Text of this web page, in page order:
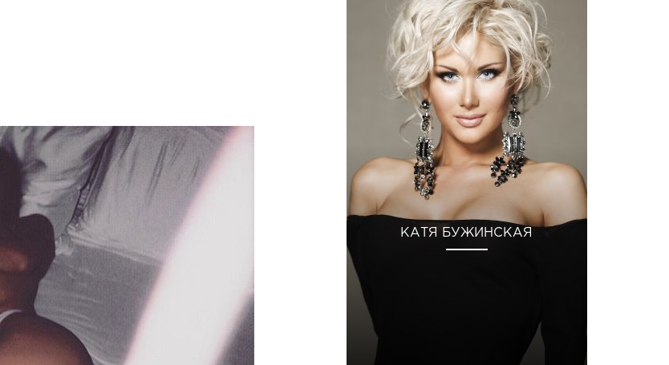
КАТЯ БУЖИНСКАЯ